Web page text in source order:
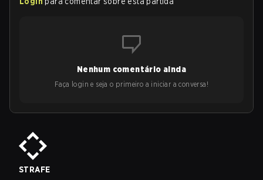
Nenhum comentário ainda
Faça login e seja o primeiro a iniciar a conversa!
STRAFE